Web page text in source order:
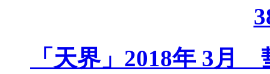
「天界」2018年 3月